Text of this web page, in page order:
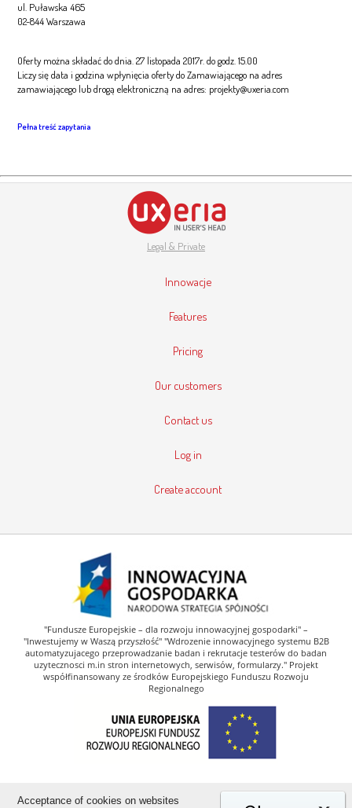
ul. Puławska 465
02-844 Warszawa
Oferty można składać do dnia. 27 listopada 2017r. do godz. 15.00
Liczy się data i godzina wpłynięcia oferty do Zamawiającego na adres
zamawiającego lub drogą elektroniczną na adres: projekty@uxeria.com
Pełna treść zapytania
Legal & Private
Innowacje
Features
Pricing
Our customers
Contact us
Log in
Create account
"Fundusze Europejskie – dla rozwoju innowacyjnej gospodarki" –
"Inwestujemy w Waszą przyszłość" "Wdrozenie innowacyjnego systemu B2B
automatyzujacego przeprowadzanie badan i rekrutacje testerów do badan
uzytecznosci m.in stron internetowych, serwisów, formularzy." Projekt
współfinansowany ze środków Europejskiego Funduszu Rozwoju
Regionalnego
Acceptance of cookies on websites